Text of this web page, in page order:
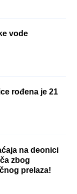
vode
rođena je 21
na deonici
zbog
prelaza!